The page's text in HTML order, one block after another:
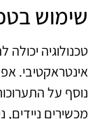
שימוש
טכנולוגיה יכולה
אינטראקטיבי.
נוסף על
מכשירים ניידים,